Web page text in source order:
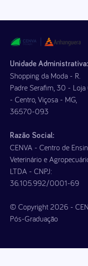
Unidade Administrativa:
Shopping da Moda - R.
Padre Serafim, 30 - Loja
- Centro, Viçosa - MG,
36570-093
Razão Social:
CENVA - Centro de
Veterinário e
LTDA - CNPJ:
36.105.992/0001-69
© Copyright 2026 -
Pós-Graduação